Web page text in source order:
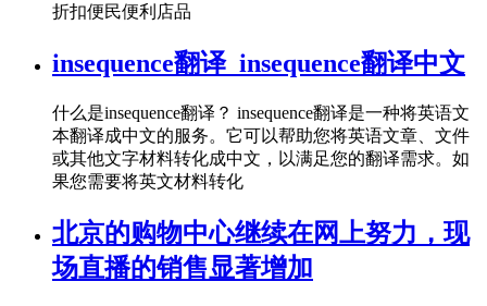
折扣便民便利店品
insequence翻译_insequence翻译中文
什么是insequence翻译？ insequence翻译是一种将英语文
本翻译成中文的服务。它可以帮助您将英语文章、文件
或其他文字材料转化成中文，以满足您的翻译需求。如
果您需要将英文材料转化
北京的购物中心继续在网上努力，现
场直播的销售显著增加